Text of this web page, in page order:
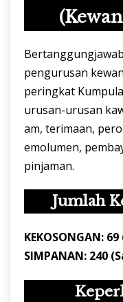
pengurusan
peringkat
urusan-urusan
am, terimaan,
emolumen,
pinjaman.
Jumlah
KEKOSONGAN:
SIMPANAN: 240